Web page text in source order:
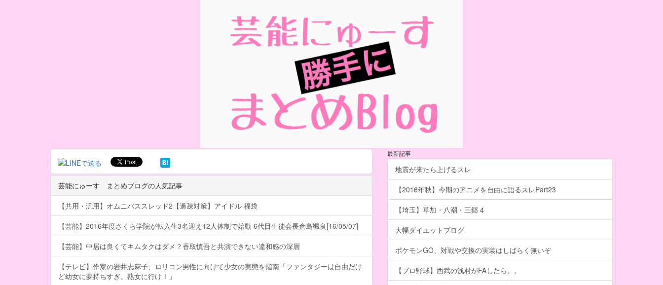
芸能にゅーす まとめブログの人気記事
【共用・汎用】オムニバススレッド2【過疎対策】アイドル 福袋
【芸能】2016年度さくら学院が転入生3名迎え12人体制で始動 6代目生徒会長倉島颯良[16/05/07]
【芸能】中居は良くてキムタクはダメ？香取慎吾と共演できない違和感の深層
【テレビ】作家の岩井志麻子、ロリコン男性に向けて少女の実態を指南「ファンタジーは自由だけ
ど幼女に夢持ちすぎ。熟女に行け！」
最新記事
地震が来たら上げるスレ
【2016年秋】今期のアニメを自由に語るスレPart23
【埼玉】草加・八潮・三郷 4
大幅ダイエットブログ
ポケモンGO、対戦や交換の実装はしばらく無いぞ
【プロ野球】西武の浅村がFAしたら。。